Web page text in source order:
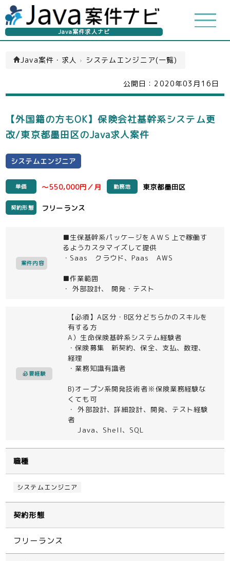
Java案件求人ナビ
Java案件・求人 › システムエンジニア(一覧)
公開日： 2020年03月16日
【外国籍の方もOK】保険会社基幹系システム更
改/東京都墨田区のJava求人案件
システムエンジニア
単価 ～550,000円／月 勤務地 東京都墨田区
契約形態 フリーランス
案件内容
■生保基幹系パッケージをＡＷＳ上で稼働す
るようカスタマイズして提供
・Saas クラウド、Paas AWS
■作業範囲
・ 外部設計、 開発・テスト
必要経験
【必須】A区分・B区分どちらかのスキルを
有する方
A）生命保険基幹系システム経験者
・保険募集 新契約、保全、支払、数理、
経理
・業務知識有識者
B)オープン系開発技術者※保険業務経験な
くても可
・ 外部設計、詳細設計、開発、テスト経験
者
Java、Shell、SQL
職種
システムエンジニア
契約形態
フリーランス